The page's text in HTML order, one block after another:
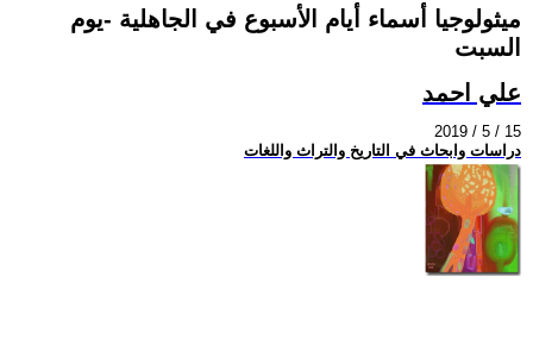
ميثولوجيا أسماء أيام الأسبوع في الجاهلية -يوم
السبت
علي احمد
2019 / 5 / 15
دراسات وابحاث في التاريخ والتراث واللغات